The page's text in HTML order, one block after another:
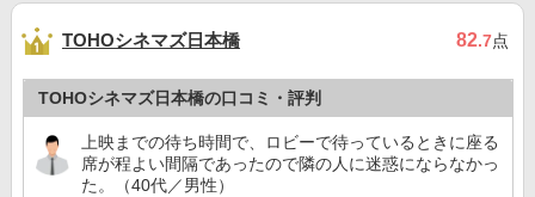
TOHOシネマズ日本橋 82.7点
TOHOシネマズ日本橋の口コミ・評判
上映までの待ち時間で、ロビーで待っているときに座る
席が程よい間隔であったので隣の人に迷惑にならなかっ
た。（40代／男性）